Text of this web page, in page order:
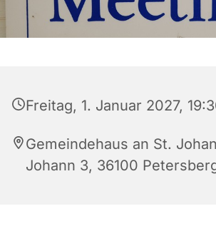
Freitag, 1. Januar 2027,
Gemeindehaus an St.
Johann 3, 36100